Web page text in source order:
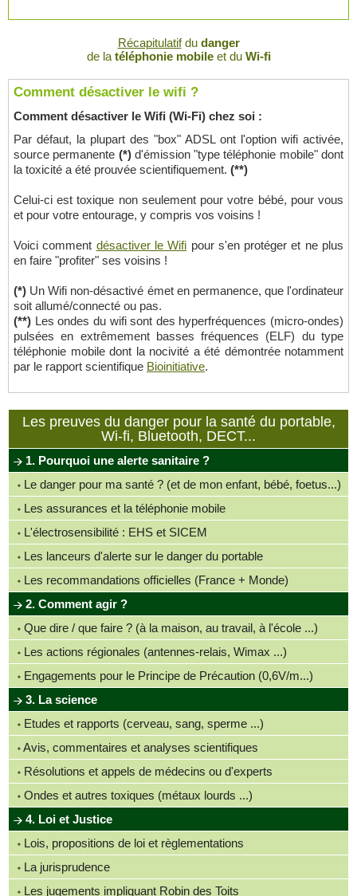
Récapitulatifdu danger
de la téléphonie mobileet du Wi-fi
Comment désactiver le wifi ?
Comment désactiver le Wifi (Wi-Fi) chez soi :
Par défaut, la plupart des "box" ADSL ont l'option wifi activée,
source permanente (*)d'émission "type téléphonie mobile" dont
la toxicité a été prouvée scientifiquement. (**)
Celui-ci est toxique non seulement pour votre bébé, pour vous
et pour votre entourage, y compris vos voisins !
Voici comment désactiver le Wifi pour s'en protéger et ne plus
en faire "profiter" ses voisins !
(*) Un Wifi non-désactivé émet en permanence, que l'ordinateur
soit allumé/connecté ou pas.
(**) Les ondes du wifi sont des hyperfréquences (micro-ondes)
pulsées en extrêmement basses fréquences (ELF) du type
téléphonie mobile dont la nocivité a été démontrée notamment
par le rapport scientifique Bioinitiative.
Les preuves du danger pour la santé du portable,
Wi-fi, Bluetooth, DECT...
1. Pourquoi une alerte sanitaire ?
Le danger pour ma santé ? (et de mon enfant, bébé, foetus...)
Les assurances et la téléphonie mobile
L'électrosensibilité : EHS et SICEM
Les lanceurs d'alerte sur le danger du portable
Les recommandations officielles (France + Monde)
2. Comment agir ?
Que dire / que faire ? (à la maison, au travail, à l'école ...)
Les actions régionales (antennes-relais, Wimax ...)
Engagements pour le Principe de Précaution (0,6V/m...)
3. La science
Etudes et rapports (cerveau, sang, sperme ...)
Avis, commentaires et analyses scientifiques
Résolutions et appels de médecins ou d'experts
Ondes et autres toxiques (métaux lourds ...)
4. Loi et Justice
Lois, propositions de loi et règlementations
La jurisprudence
Les jugements impliquant Robin des Toits